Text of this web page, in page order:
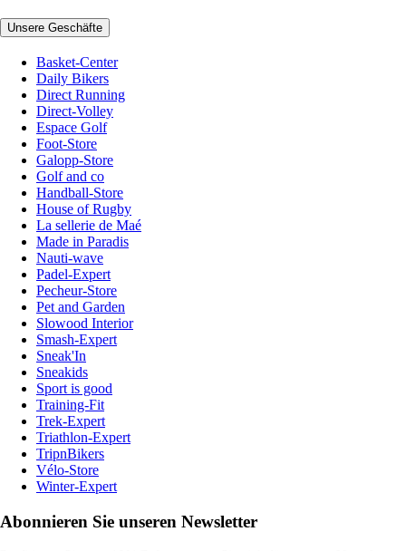
Unsere Geschäfte
Basket-Center
Daily Bikers
Direct Running
Direct-Volley
Espace Golf
Foot-Store
Galopp-Store
Golf and co
Handball-Store
House of Rugby
La sellerie de Maé
Made in Paradis
Nauti-wave
Padel-Expert
Pecheur-Store
Pet and Garden
Slowood Interior
Smash-Expert
Sneak'In
Sneakids
Sport is good
Training-Fit
Trek-Expert
Triathlon-Expert
TripnBikers
Vélo-Store
Winter-Expert
Abonnieren Sie unseren Newsletter